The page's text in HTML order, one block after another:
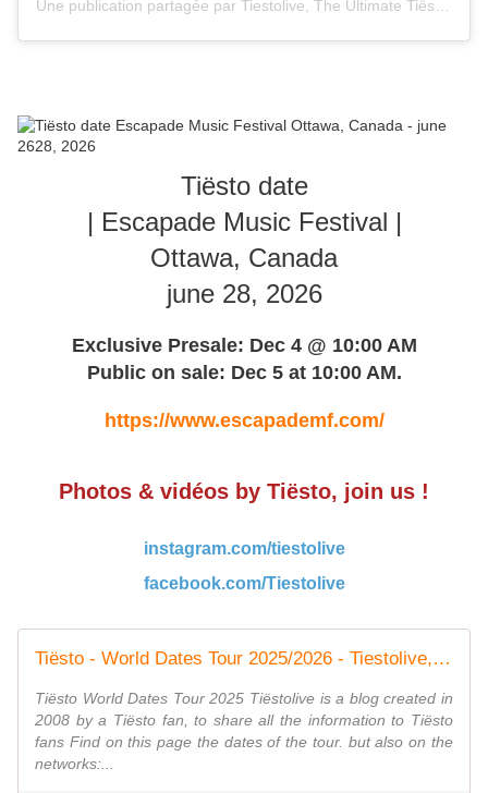
Tiësto date
| Escapade Music Festival |
Ottawa, Canada
june 28, 2026
Exclusive Presale: Dec 4 @ 10:00 AM
Public on sale: Dec 5 at 10:00 AM.
https://www.escapademf.com/
Photos & vidéos by Tiësto, join us !
instagram.com/tiestolive
facebook.com/Tiestolive
Tiësto - World Dates Tour 2025/2026 - Tiestolive, website Tiesto
Tiësto World Dates Tour 2025 Tiëstolive is a blog created in
2008 by a Tiësto fan, to share all the information to Tiësto
fans Find on this page the dates of the tour. but also on the
networks:...